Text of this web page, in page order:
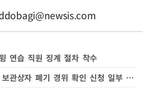
연습 직원 징계 절차 착수
법원, 잠실 투표용지 보관상자 폐기 경위 확인 신청 일부 인용